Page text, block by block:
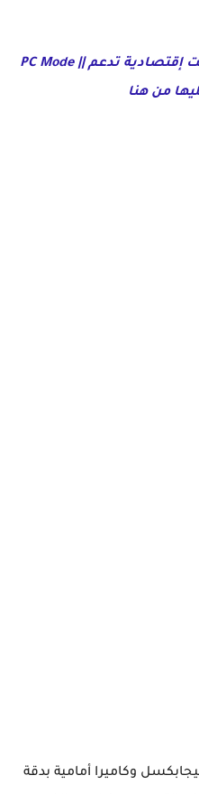
رسميا أقوى تابلت إقتصادية تدعم PC Mode ||
الخلفية جاءت بدقة 13 ميجابكسل وكاميرا أمامية بدقة